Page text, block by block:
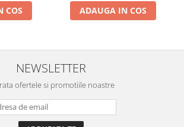
COS ADAUGA IN COS
NEWSLETTER
ofertele si promotiile noastre